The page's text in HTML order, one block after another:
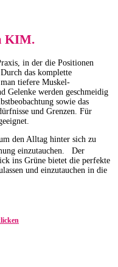
KIM.
in der die Positionen
das komplette
tiefere Muskel-
Gelenke werden geschmeidig
sowie das
und Grenzen. Für
den Alltag hinter sich zu
einzutauchen. Der
ins Grüne bietet die perfekte
und einzutauchen in die